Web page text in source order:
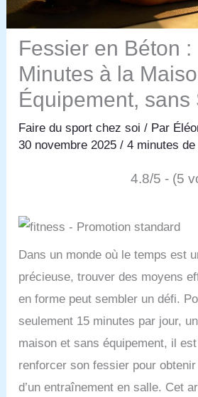
Fessier en Béton :
Minutes à la
Équipement, sans
Faire du sport chez soi / Par
30 novembre 2025/4 minutes
4.8/5 - (5
Dans un monde où le temps est
précieuse, trouver des moyens
en forme peut sembler un défi.
seulement 15 minutes par jour,
maison et sans équipement, il
renforcer son fessier pour
d’un entraînement en salle. Cet